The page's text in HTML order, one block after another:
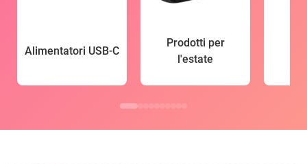
Alimentatori USB-C
Prodotti per
l'estate